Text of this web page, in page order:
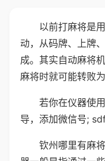
以前打麻将是
动，从码牌、上牌
成。其实自动麻将
麻将时就可能转败为
若你在仪器使
导，添加微信号;
钦州哪里有麻